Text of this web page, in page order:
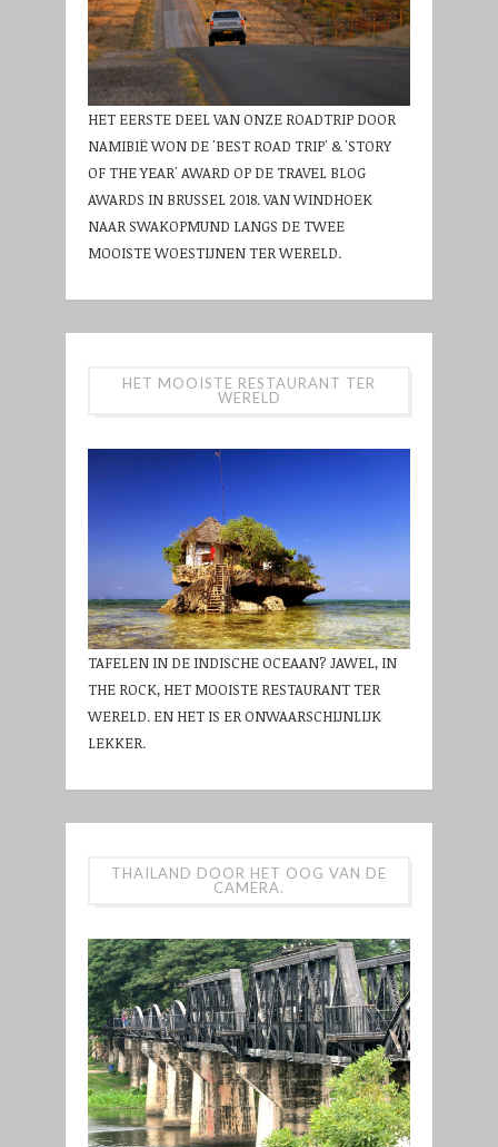
HET EERSTE DEEL VAN ONZE ROADTRIP DOOR
NAMIBIË WON DE 'BEST ROAD TRIP' & 'STORY
OF THE YEAR' AWARD OP DE TRAVEL BLOG
AWARDS IN BRUSSEL 2018. VAN WINDHOEK
NAAR SWAKOPMUND LANGS DE TWEE
MOOISTE WOESTIJNEN TER WERELD.
HET MOOISTE RESTAURANT TER
WERELD
TAFELEN IN DE INDISCHE OCEAAN? JAWEL, IN
THE ROCK, HET MOOISTE RESTAURANT TER
WERELD. EN HET IS ER ONWAARSCHIJNLIJK
LEKKER.
THAILAND DOOR HET OOG VAN DE
CAMERA.